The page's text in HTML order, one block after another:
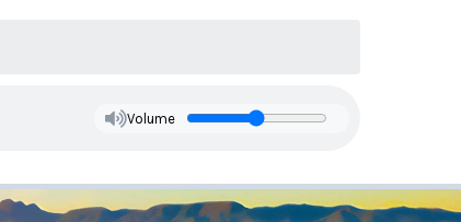
Volume